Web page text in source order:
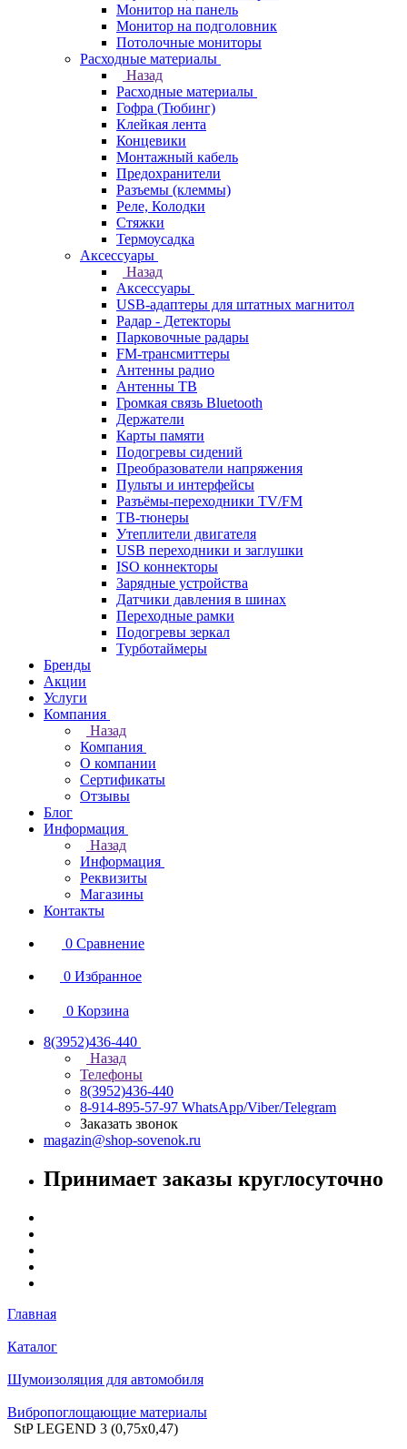
Монитор на панель
Монитор на подголовник
Потолочные мониторы
Расходные материалы
Назад
Расходные материалы
Гофра (Тюбинг)
Клейкая лента
Концевики
Монтажный кабель
Предохранители
Разъемы (клеммы)
Реле, Колодки
Стяжки
Термоусадка
Аксессуары
Назад
Аксессуары
USB-адаптеры для штатных магнитол
Радар - Детекторы
Парковочные радары
FM-трансмиттеры
Антенны радио
Антенны ТВ
Громкая связь Bluetooth
Держатели
Карты памяти
Подогревы сидений
Преобразователи напряжения
Пульты и интерфейсы
Разъёмы-переходники TV/FM
ТВ-тюнеры
Утеплители двигателя
USB переходники и заглушки
ISO коннекторы
Зарядные устройства
Датчики давления в шинах
Переходные рамки
Подогревы зеркал
Турботаймеры
Бренды
Акции
Услуги
Компания
Назад
Компания
О компании
Сертификаты
Отзывы
Блог
Информация
Назад
Информация
Реквизиты
Магазины
Контакты
0 Сравнение
0 Избранное
0 Корзина
8(3952)436-440
Назад
Телефоны
8(3952)436-440
8-914-895-57-97 WhatsApp/Viber/Telegram
Заказать звонок
magazin@shop-sovenok.ru
Принимает заказы круглосуточно
Главная
Каталог
Шумоизоляция для автомобиля
Вибропоглощающие материалы
StP LEGEND 3 (0,75x0,47)